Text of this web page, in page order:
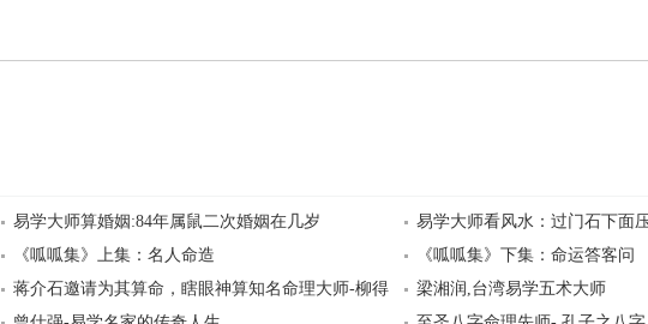
易学大师算婚姻:84年属鼠二次婚姻在几岁
易学大师看风水：过门石下面
《呱呱集》上集：名人命造
《呱呱集》下集：命运答客问
蒋介石邀请为其算命，瞎眼神算知名命理大师-柳得
梁湘润,台湾易学五术大师